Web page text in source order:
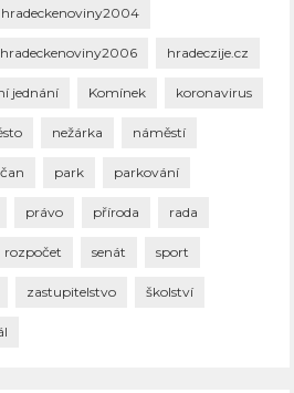
hradeckenoviny2004
hradeckenoviny2006 hradeczije.cz
jednání Komínek koronavirus
nežárka náměstí
park parkování
právo příroda rada
rozpočet senát sport
zastupitelstvo školství